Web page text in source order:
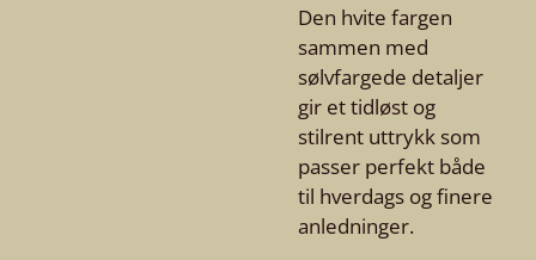
Den hvite fargen
sammen med
sølvfargede detaljer
gir et tidløst og
stilrent uttrykk som
passer perfekt både
til hverdags og finere
anledninger.